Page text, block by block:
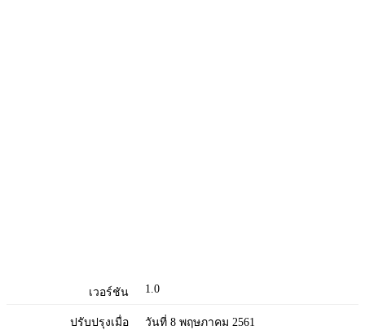
เวอร์ชัน 1.0
ปรับปรุงเมื่อ วันที่ 8 พฤษภาคม 2561